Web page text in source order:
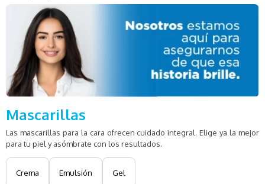
Mascarillas
Las mascarillas para la cara ofrecen cuidado integral. Elige ya la mejor
para tu piel y asómbrate con los resultados.
Crema Emulsión Gel
posay